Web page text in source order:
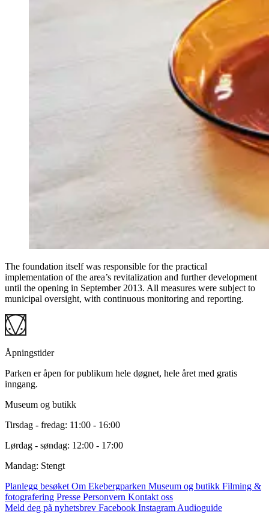
The foundation itself was responsible for the practical
implementation of the area’s revitalization and further development
until the opening in September 2013. All measures were subject to
municipal oversight, with continuous monitoring and reporting.
Åpningstider
Parken er åpen for publikum hele døgnet, hele året med gratis
inngang.
Museum og butikk
Tirsdag - fredag: 11:00 - 16:00
Lørdag - søndag: 12:00 - 17:00
Mandag: Stengt
Planlegg besøket Om Ekebergparken Museum og butikk Filming &
fotografering Presse Personvern Kontakt oss
Meld deg på nyhetsbrev Facebook Instagram Audioguide